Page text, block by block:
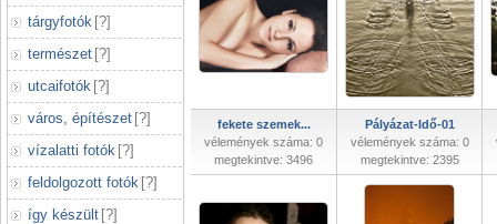
tárgyfotók [?]
természet [?]
utcaifotók [?]
város, építészet [?]
vízalatti fotók [?]
feldolgozott fotók [?]
így készült [?]
fekete szemek...
vélemények száma: 0
megtekintve: 3496
Pályázat-Idő-01
vélemények száma: 0
megtekintve: 2395